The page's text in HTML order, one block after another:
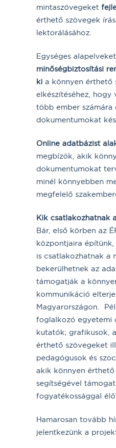
mintaszövegeket
érthető szövegek
lektorálásához.
Egységes
minőségbiztosítási
ki a könnyen érthető
elkészítéséhez, hogy
több ember számára
dokumentumokat
Online adatbázist
megbízók, akik
dokumentumokat
minél könnyebben
megfelelő
Kik csatlakozhatnak
Bár, első körben az
központjaira építünk,
is csatlakozhatnak a
bekerülhetnek az
támogatják a
kommunikáció
Magyarországon.
foglalkozó egyetemi
kutatók; grafikusok,
érthető szövegeket
pedagógusok és
akik könnyen
segítségével
fogyatékossággal
Hamarosan tovább
jelentkezünk a